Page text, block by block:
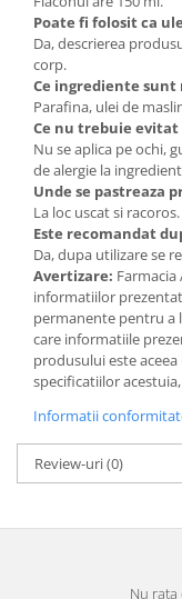
Poate fi folosit ca
Da, descrierea
corp.
Ce ingrediente
Parafina, ulei de
Ce nu trebuie
Nu se aplica pe ochi,
de alergie la
Unde se pastreaza
La loc uscat si racoros.
Este recomandat
Da, dupa utilizare se
Avertizare:
informatiilor
permanente pentru a
care informatiile
produsului este
specificatiilor
Informatii
Review-uri(0)
Nu